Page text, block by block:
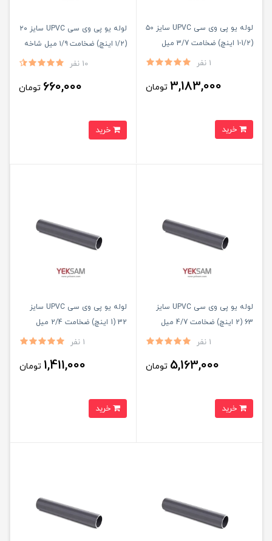
لوله یو پی وی سی UPVC سایز ۵0
(1/۲-1 اینچ) ضخامت 3/7 میل
1 نفر
3,183,000 تومان
لوله یو پی وی سی UPVC سایز ۲۰
(۱/۲ اینچ) ضخامت ۱/۹ میل شاخه
10 نفر
660,000 تومان
لوله یو پی وی سی UPVC سایز
63 (2 اینچ) ضخامت 4/7 میل
1 نفر
5,163,000 تومان
لوله یو پی وی سی UPVC سایز
32 (1 اینچ) ضخامت 2/4 میل
1 نفر
1,411,000 تومان